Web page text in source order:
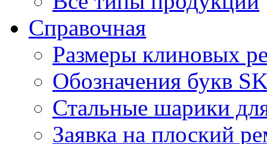
Справочная
Размеры клиновых
Обозначения букв
Стальные шарики
Заявка на плоский